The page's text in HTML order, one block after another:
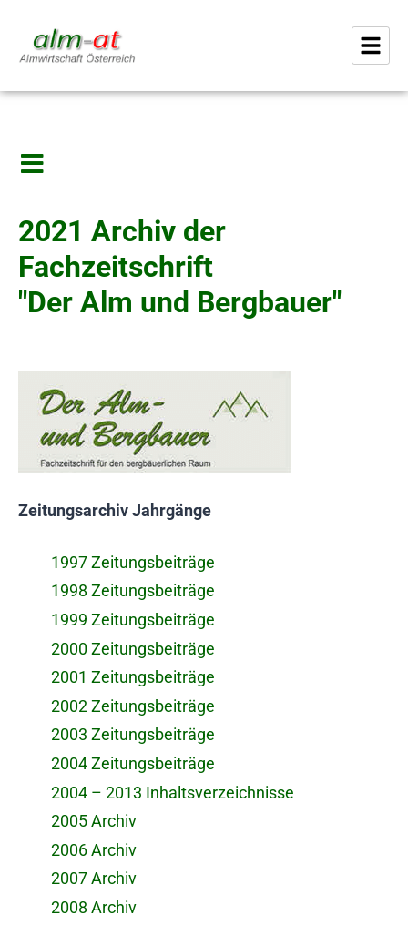
2021 Archiv der
Fachzeitschrift
"Der Alm und Bergbauer"
Zeitungsarchiv Jahrgänge
1997 Zeitungsbeiträge
1998 Zeitungsbeiträge
1999 Zeitungsbeiträge
2000 Zeitungsbeiträge
2001 Zeitungsbeiträge
2002 Zeitungsbeiträge
2003 Zeitungsbeiträge
2004 Zeitungsbeiträge
2004 – 2013 Inhaltsverzeichnisse
2005 Archiv
2006 Archiv
2007 Archiv
2008 Archiv